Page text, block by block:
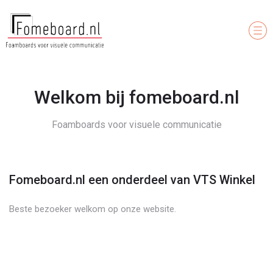
Welkom bij fomeboard.nl
Foamboards voor visuele communicatie
Fomeboard.nl een onderdeel van VTS Winkel
Beste bezoeker welkom op onze website.